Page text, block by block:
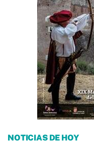
NOTICIAS DE HOY